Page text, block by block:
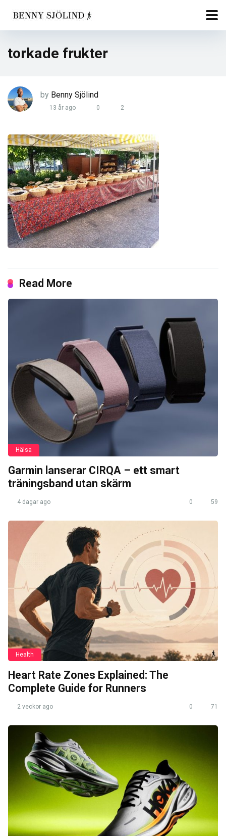
torkade frukter
by Benny Sjölind
13 år ago 0 2
Read More
Hälsa
Garmin lanserar CIRQA – ett smart
träningsband utan skärm
4 dagar ago 0 59
Health
Heart Rate Zones Explained: The
Complete Guide for Runners
2 veckor ago 0 71